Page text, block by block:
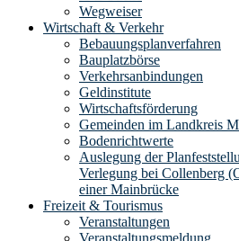
Wegweiser
Wirtschaft & Verkehr
Bebauungsplanverfahren
Bauplatzbörse
Verkehrsanbindungen
Geldinstitute
Wirtschaftsförderung
Gemeinden im Landkreis
Bodenrichtwerte
Auslegung der
Verlegung bei Collenberg
einer Mainbrücke
Freizeit & Tourismus
Veranstaltungen
Veranstaltungsmeldung